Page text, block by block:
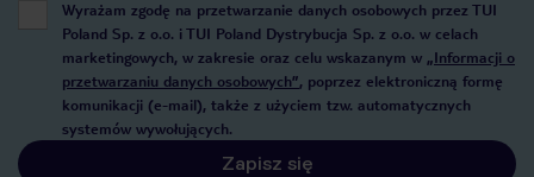
Wyrażam zgodę na przetwarzanie danych osobowych przez TUI
Poland Sp. z o.o. i TUI Poland Dystrybucja Sp. z o.o. w celach
marketingowych, w zakresie oraz celu wskazanym w „Informacji o
przetwarzaniu danych osobowych”, poprzez elektroniczną formę
komunikacji (e-mail), także z użyciem tzw. automatycznych
systemów wywołujących.
Zapisz się